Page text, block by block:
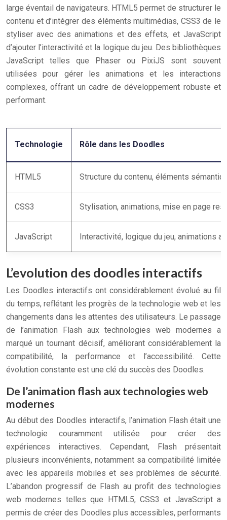
large éventail de navigateurs. HTML5 permet de structurer le
contenu et d’intégrer des éléments multimédias, CSS3 de le
styliser avec des animations et des effets, et JavaScript
d’ajouter l’interactivité et la logique du jeu. Des bibliothèques
JavaScript telles que Phaser ou PixiJS sont souvent
utilisées pour gérer les animations et les interactions
complexes, offrant un cadre de développement robuste et
performant.
Technologie Rôle dans les Doodles
HTML5 Structure du contenu, éléments
CSS3 Stylisation, animations, mise en page
JavaScript Interactivité, logique du jeu, animations
L’evolution des doodles interactifs
Les Doodles interactifs ont considérablement évolué au fil
du temps, reflétant les progrès de la technologie web et les
changements dans les attentes des utilisateurs. Le passage
de l’animation Flash aux technologies web modernes a
marqué un tournant décisif, améliorant considérablement la
compatibilité, la performance et l’accessibilité. Cette
évolution constante est une clé du succès des Doodles.
De l’animation flash aux technologies web
modernes
Au début des Doodles interactifs, l’animation Flash était une
technologie couramment utilisée pour créer des
expériences interactives. Cependant, Flash présentait
plusieurs inconvénients, notamment sa compatibilité limitée
avec les appareils mobiles et ses problèmes de sécurité.
L’abandon progressif de Flash au profit des technologies
web modernes telles que HTML5, CSS3 et JavaScript a
permis de créer des Doodles plus accessibles, performants